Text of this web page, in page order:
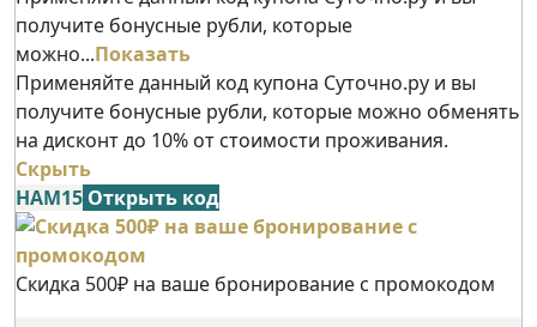
получите бонусные рубли, которые
можно...Показать
Применяйте данный код купона Суточно.ру и вы
получите бонусные рубли, которые можно обменять
на дисконт до 10% от стоимости проживания.
Скрыть
НАМ15 Открыть код
Скидка 500₽ на ваше бронирование с промокодом